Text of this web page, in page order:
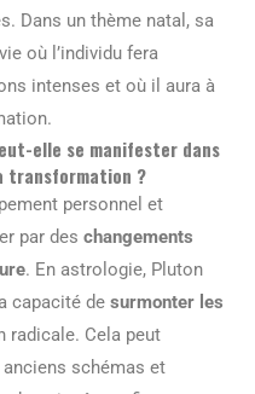
Dans un thème natal, sa
où l’individu fera
intenses et où il aura à
elle se manifester dans
transformation ?
personnel et
par des changements
. En astrologie, Pluton
capacité de surmonter les
radicale. Cela peut
schémas et